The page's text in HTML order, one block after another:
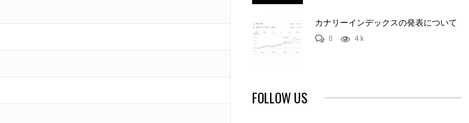
カナリーインデックスの発表について
0 4 k
FOLLOW US